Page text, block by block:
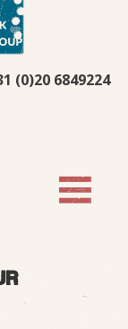
(0)20 6849224